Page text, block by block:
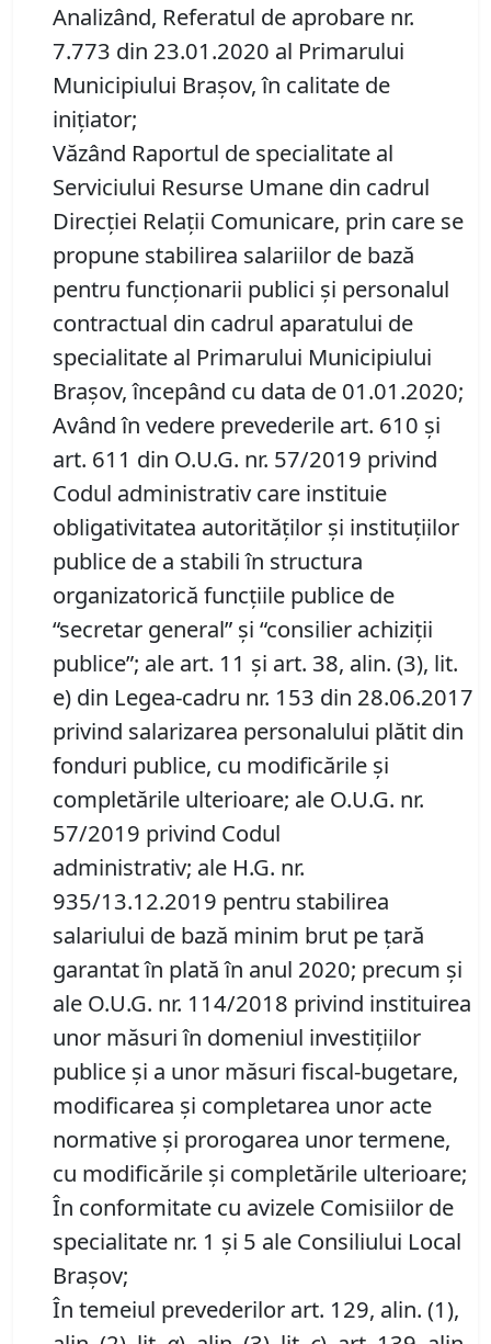
Analizând, Referatul de aprobare nr.
7.773 din 23.01.2020 al Primarului
Municipiului Braşov, în calitate de
iniţiator;
Văzând Raportul de specialitate al
Serviciului Resurse Umane din cadrul
Direcţiei Relaţii Comunicare, prin care se
propune stabilirea salariilor de bază
pentru funcţionarii publici şi personalul
contractual din cadrul aparatului de
specialitate al Primarului Municipiului
Braşov, începând cu data de 01.01.2020;
Având în vedere prevederile art. 610 şi
art. 611 din O.U.G. nr. 57/2019 privind
Codul administrativ care instituie
obligativitatea autorităţilor şi instituţiilor
publice de a stabili în structura
organizatorică funcţiile publice de
“secretar general” şi “consilier achiziţii
publice”; ale art. 11 şi art. 38, alin. (3), lit.
e) din Legea-cadru nr. 153 din 28.06.2017
privind salarizarea personalului plătit din
fonduri publice, cu modificările şi
completările ulterioare; ale O.U.G. nr.
57/2019 privind Codul
administrativ; ale H.G. nr.
935/13.12.2019 pentru stabilirea
salariului de bază minim brut pe ţară
garantat în plată în anul 2020; precum şi
ale O.U.G. nr. 114/2018 privind instituirea
unor măsuri în domeniul investiţiilor
publice şi a unor măsuri fiscal-bugetare,
modificarea şi completarea unor acte
normative şi prorogarea unor termene,
cu modificările şi completările ulterioare;
În conformitate cu avizele Comisiilor de
specialitate nr. 1 și 5 ale Consiliului Local
Brașov;
În temeiul prevederilor art. 129, alin. (1),